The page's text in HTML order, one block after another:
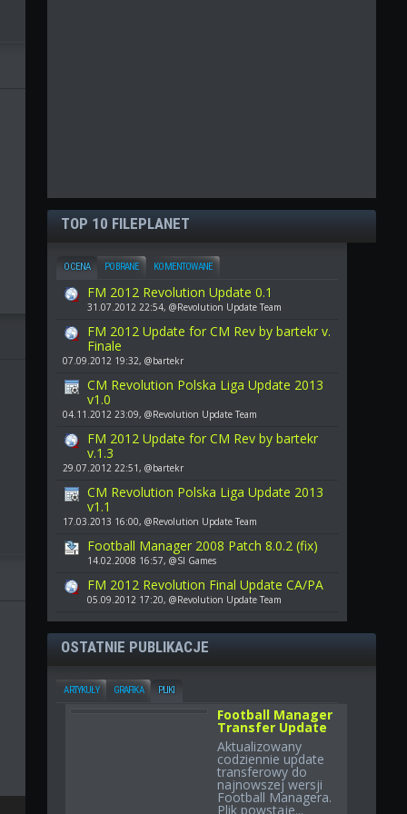
TOP 10 FILEPLANET
OCENA POBRANE KOMENTOWANE
FM 2012 Revolution Update 0.1
31.07.2012 22:54, @Revolution Update Team
FM 2012 Update for CM Rev by bartekr v.
Finale
07.09.2012 19:32, @bartekr
CM Revolution Polska Liga Update 2013
v1.0
04.11.2012 23:09, @Revolution Update Team
FM 2012 Update for CM Rev by bartekr
v.1.3
29.07.2012 22:51, @bartekr
CM Revolution Polska Liga Update 2013
v1.1
17.03.2013 16:00, @Revolution Update Team
Football Manager 2008 Patch 8.0.2 (fix)
14.02.2008 16:57, @SI Games
FM 2012 Revolution Final Update CA/PA
05.09.2012 17:20, @Revolution Update Team
OSTATNIE PUBLIKACJE
ARTYKUŁY GRAFIKA PLIKI
Football Manager
Transfer Update
Aktualizowany
codziennie update
transferowy do
najnowszej wersji
Football Managera.
Plik powstaje...